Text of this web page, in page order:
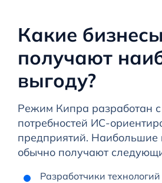
Какие бизнесы
получают
выгоду?
Режим Кипра разработан с
потребностей ИС-
предприятий. Наибольшие
обычно получают
Разработчики